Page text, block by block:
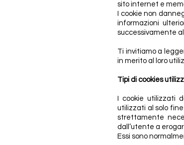
sito internet e
I cookie non
informazioni
successivamente
Ti invitiamo a
in merito al loro
Tipi di cookies
I cookie utilizzati
utilizzati al solo
strettamente
dall’utente a
Essi sono